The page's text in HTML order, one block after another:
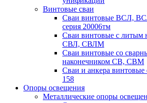
Винтовые сваи
Сваи винтовые ВСЛ,
серия 20006тм
Сваи винтовые с литым
СВЛ, СВЛМ
Сваи винтовые со
наконечником СВ, СВМ
Сваи и анкера винтовые
158
Опоры освещения
Металлические опоры